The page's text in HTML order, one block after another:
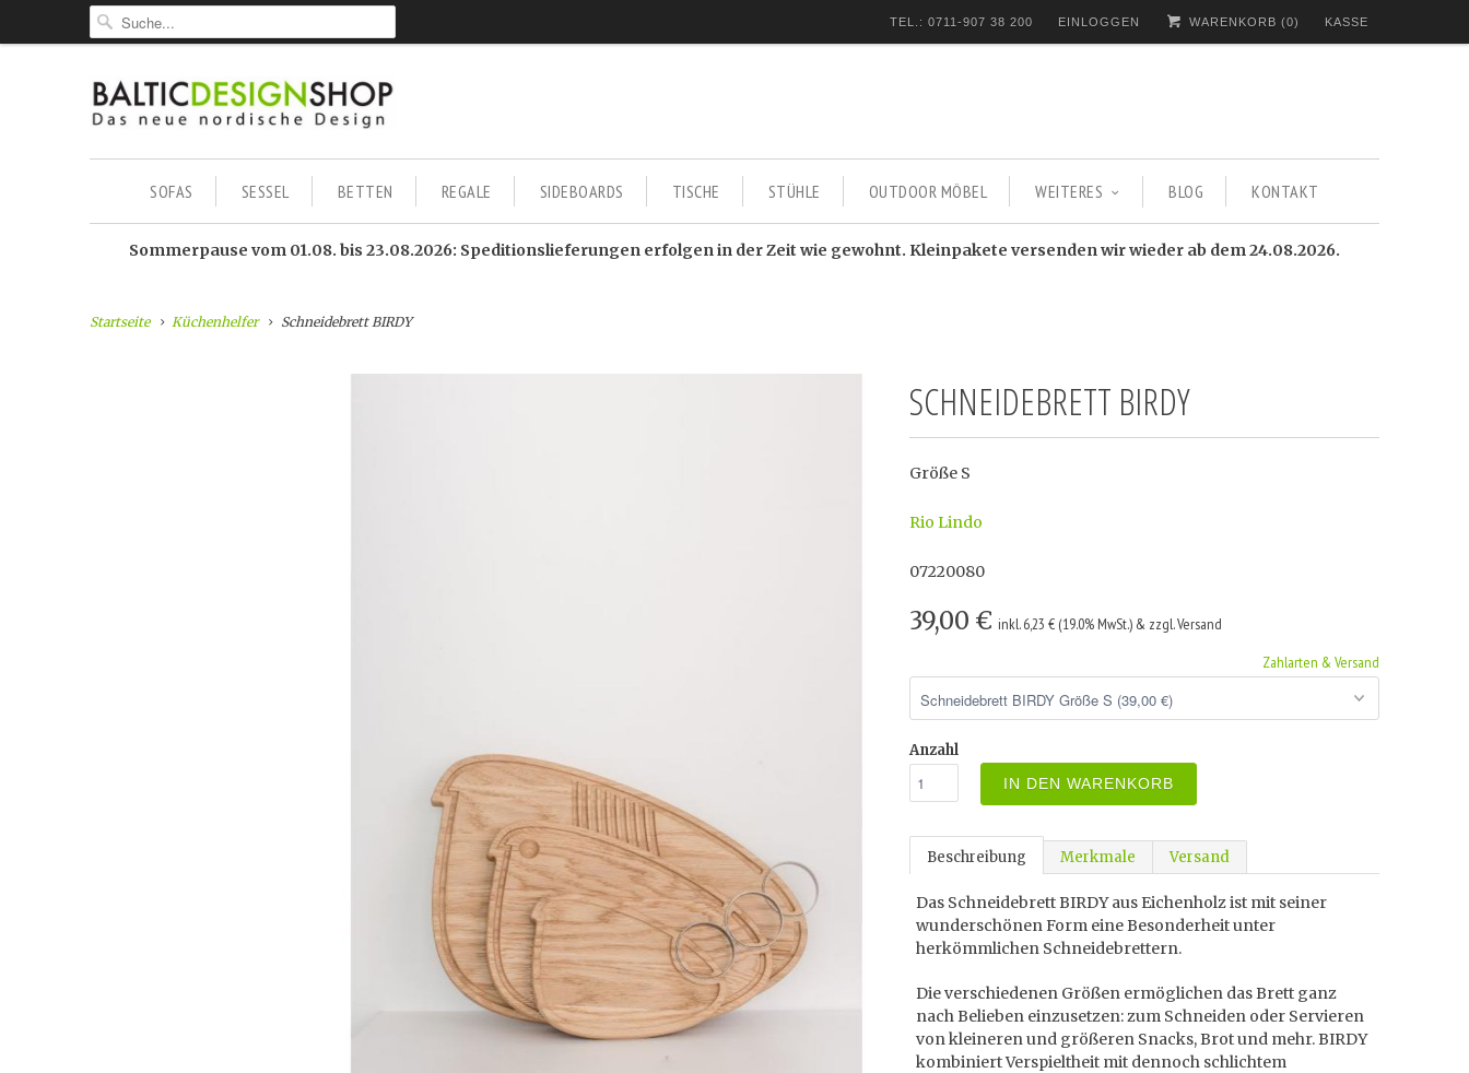
TEL.: 0711-907 38 200 EINLOGGEN WARENKORB (0) KASSE
SOFAS SESSEL BETTEN REGALE SIDEBOARDS TISCHE STÜHLE OUTDOOR MÖBEL WEITERES BLOG KONTAKT
Sommerpause vom 01.08. bis 23.08.2026: Speditionslieferungen erfolgen in der Zeit wie gewohnt. Kleinpakete versenden wir wieder ab dem 24.08.2026.
Startseite Küchenhelfer Schneidebrett BIRDY
SCHNEIDEBRETT BIRDY
Größe S
Rio Lindo
07220080
39,00 € inkl. 6,23 € (19.0% MwSt.) & zzgl. Versand
Zahlarten & Versand
Anzahl
IN DEN WARENKORB
Beschreibung Merkmale Versand
Das Schneidebrett BIRDY aus Eichenholz ist mit seiner
wunderschönen Form eine Besonderheit unter
herkömmlichen Schneidebrettern.
Die verschiedenen Größen ermöglichen das Brett ganz
nach Belieben einzusetzen: zum Schneiden oder Servieren
von kleineren und größeren Snacks, Brot und mehr. BIRDY
kombiniert Verspieltheit mit dennoch schlichtem